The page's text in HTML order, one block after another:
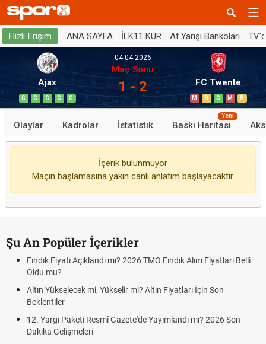
Hızlı Erişim ANA SAYFA İLK11 KUR At Yarışı Bankoları
Ajax
G G G G G
04.04.2026
Maç Sonu
1 - 2 FC Twente
M B G M B
Olaylar Kadrolar İstatistik Baskı Haritası
Yeni
İçerik bulunmuyor
Maçın başlamasına yakın canlı anlatım başlayacaktır.
Şu An Popüler İçerikler
Fındık Fiyatı Açıklandı mı? 2026 TMO Fındık Alım Fiyatları Belli
Oldu mu?
Altın Yükselecek mi, Yükselir mi? Altın Fiyatları İçin Son
Beklentiler
12. Yargı Paketi Resmî Gazete'de Yayımlandı mı? 2026 Son
Dakika Gelişmeleri